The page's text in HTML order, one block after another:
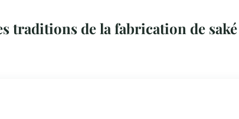
traditions de la fabrication de saké